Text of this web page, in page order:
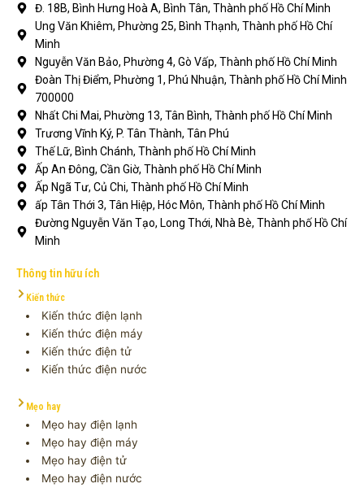
Đ. 18B, Bình Hưng Hoà A, Bình Tân, Thành phố Hồ Chí Minh
Ung Văn Khiêm, Phường 25, Bình Thạnh, Thành phố Hồ Chí
Minh
Nguyễn Văn Bảo, Phường 4, Gò Vấp, Thành phố Hồ Chí Minh
Đoàn Thị Điểm, Phường 1, Phú Nhuận, Thành phố Hồ Chí Minh
700000
Nhất Chi Mai, Phường 13, Tân Bình, Thành phố Hồ Chí Minh
Trương Vĩnh Ký, P. Tân Thành, Tân Phú
Thế Lữ, Bình Chánh, Thành phố Hồ Chí Minh
Ấp An Đông, Cần Giờ, Thành phố Hồ Chí Minh
Ấp Ngã Tư, Củ Chi, Thành phố Hồ Chí Minh
ấp Tân Thới 3, Tân Hiệp, Hóc Môn, Thành phố Hồ Chí Minh
Đường Nguyễn Văn Tạo, Long Thới, Nhà Bè, Thành phố Hồ Chí
Minh
Thông tin hữu ích
Kiến thức
Kiến thức điện lạnh
Kiến thức điện máy
Kiến thức điện tử
Kiến thức điện nước
Mẹo hay
Mẹo hay điện lạnh
Mẹo hay điện máy
Mẹo hay điện tử
Mẹo hay điện nước